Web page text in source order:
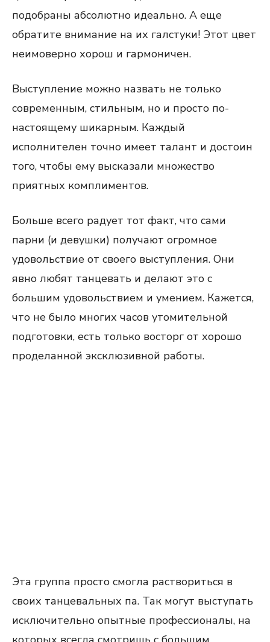
подобраны абсолютно идеально. А еще
обратите внимание на их галстуки! Этот цвет
неимоверно хорош и гармоничен.
Выступление можно назвать не только
современным, стильным, но и просто по-
настоящему шикарным. Каждый
исполнителен точно имеет талант и достоин
того, чтобы ему высказали множество
приятных комплиментов.
Больше всего радует тот факт, что сами
парни (и девушки) получают огромное
удовольствие от своего выступления. Они
явно любят танцевать и делают это с
большим удовольствием и умением. Кажется,
что не было многих часов утомительной
подготовки, есть только восторг от хорошо
проделанной эксклюзивной работы.
Эта группа просто смогла раствориться в
своих танцевальных па. Так могут выступать
исключительно опытные профессионалы, на